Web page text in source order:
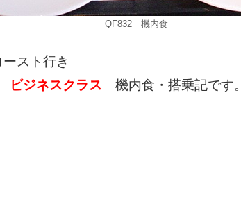
QF832 機内食
スト行き
ビジネスクラス 機内食・搭乗記です。